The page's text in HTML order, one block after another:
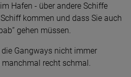
Hafen - über andere Schiffe
kommen und dass Sie auch
gehen müssen.
Gangways nicht immer
recht schmal.